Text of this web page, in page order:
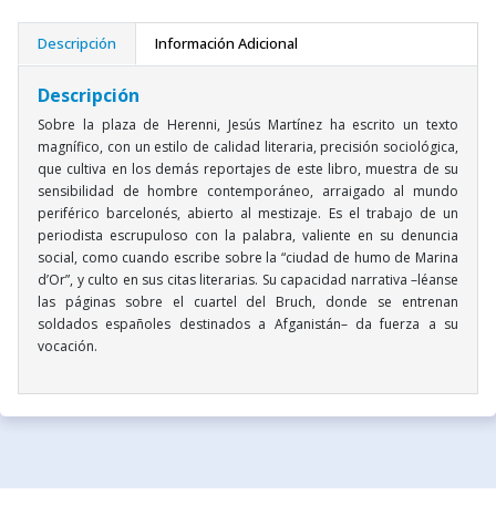
Descripción Información Adicional
Descripción
Sobre la plaza de Herenni, Jesús Martínez ha escrito un texto
magnífico, con un estilo de calidad literaria, precisión sociológica,
que cultiva en los demás reportajes de este libro, muestra de su
sensibilidad de hombre contemporáneo, arraigado al mundo
periférico barcelonés, abierto al mestizaje. Es el trabajo de un
periodista escrupuloso con la palabra, valiente en su denuncia
social, como cuando escribe sobre la “ciudad de humo de Marina
d’Or”, y culto en sus citas literarias. Su capacidad narrativa –léanse
las páginas sobre el cuartel del Bruch, donde se entrenan
soldados españoles destinados a Afganistán– da fuerza a su
vocación.